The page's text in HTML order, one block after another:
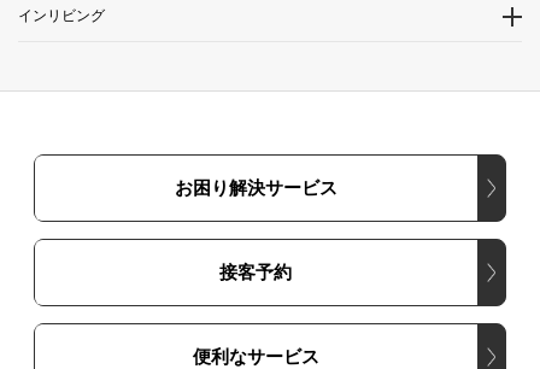
インリビング
お困り解決サービス
接客予約
便利なサービス